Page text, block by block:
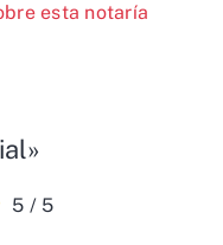
esta notaría
5 / 5